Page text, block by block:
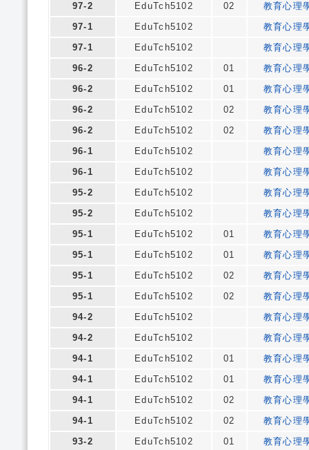
97-2
EduTch5102 02
教育心理
97-1
EduTch5102
教育心理
97-1
EduTch5102
教育心理
96-2
EduTch5102 01
教育心理
96-2
EduTch5102 01
教育心理
96-2
EduTch5102 02
教育心理
96-2
EduTch5102 02
教育心理
96-1
EduTch5102
教育心理
96-1
EduTch5102
教育心理
95-2
EduTch5102
教育心理
95-2
EduTch5102
教育心理
95-1
EduTch5102 01
教育心理
95-1
EduTch5102 01
教育心理
95-1
EduTch5102 02
教育心理
95-1
EduTch5102 02
教育心理
94-2
EduTch5102
教育心理
94-2
EduTch5102
教育心理
94-1
EduTch5102 01
教育心理
94-1
EduTch5102 01
教育心理
94-1
EduTch5102 02
教育心理
94-1
EduTch5102 02
教育心理
93-2
EduTch5102 01
教育心理